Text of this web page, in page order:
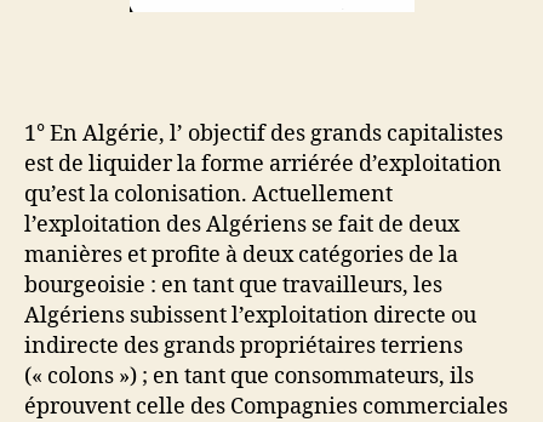
1° En Algérie, l’ objectif des grands capitalistes
est de liquider la forme arriérée d’exploitation
qu’est la colonisation. Actuellement
l’exploitation des Algériens se fait de deux
manières et profite à deux catégories de la
bourgeoisie : en tant que travailleurs, les
Algériens subissent l’exploitation directe ou
indirecte des grands propriétaires terriens
(« colons ») ; en tant que consommateurs, ils
éprouvent celle des Compagnies commerciales